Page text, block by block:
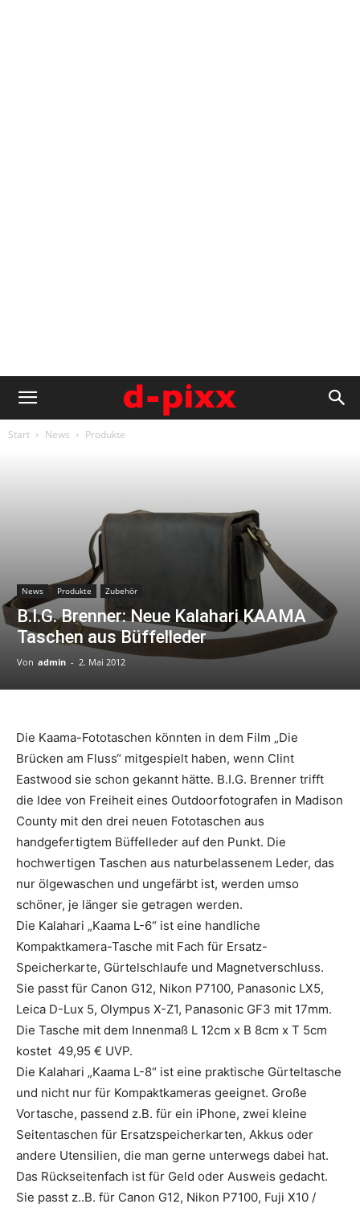
Start News Produkte
News Produkte Zubehör
B.I.G. Brenner: Neue Kalahari KAAMA
Taschen aus Büffelleder
Von admin - 2. Mai 2012
Die Kaama-Fototaschen könnten in dem Film „Die
Brücken am Fluss“ mitgespielt haben, wenn Clint
Eastwood sie schon gekannt hätte. B.I.G. Brenner trifft
die Idee von Freiheit eines Outdoorfotografen in Madison
County mit den drei neuen Fototaschen aus
handgefertigtem Büffelleder auf den Punkt. Die
hochwertigen Taschen aus naturbelassenem Leder, das
nur ölgewaschen und ungefärbt ist, werden umso
schöner, je länger sie getragen werden.
Die Kalahari „Kaama L-6“ ist eine handliche
Kompaktkamera-Tasche mit Fach für Ersatz-
Speicherkarte, Gürtelschlaufe und Magnetverschluss.
Sie passt für Canon G12, Nikon P7100, Panasonic LX5,
Leica D-Lux 5, Olympus X-Z1, Panasonic GF3 mit 17mm.
Die Tasche mit dem Innenmaß L 12cm x B 8cm x T 5cm
kostet 49,95 € UVP.
Die Kalahari „Kaama L-8“ ist eine praktische Gürteltasche
und nicht nur für Kompaktkameras geeignet. Große
Vortasche, passend z.B. für ein iPhone, zwei kleine
Seitentaschen für Ersatzspeicherkarten, Akkus oder
andere Utensilien, die man gerne unterwegs dabei hat.
Das Rückseitenfach ist für Geld oder Ausweis gedacht.
Sie passt z..B. für Canon G12, Nikon P7100, Fuji X10 /